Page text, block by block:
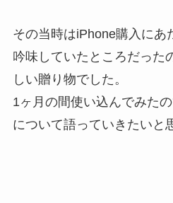
その当時はiPhone購入にあ
吟味していたところだった
しい贈り物でした。
1ヶ月の間使い込んでみた
について語っていきたいと